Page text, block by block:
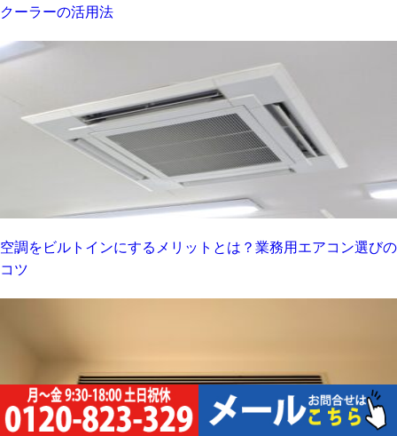
クーラーの活用法
空調をビルトインにするメリットとは？業務用エアコン選びの
コツ